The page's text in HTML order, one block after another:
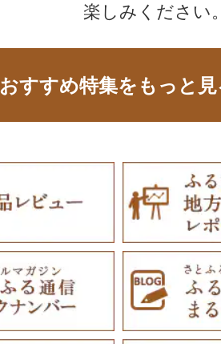
楽しみください
おすすめ特集をもっと